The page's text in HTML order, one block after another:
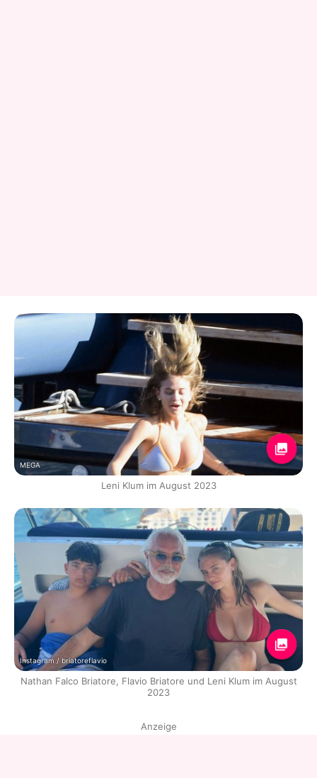
MEGA
Leni Klum im August 2023
Instagram / briatoreflavio
Nathan Falco Briatore, Flavio Briatore und Leni Klum im August
2023
Anzeige